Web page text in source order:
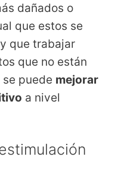
dañados o
que estos se
que trabajar
que no están
puede mejorar
a nivel